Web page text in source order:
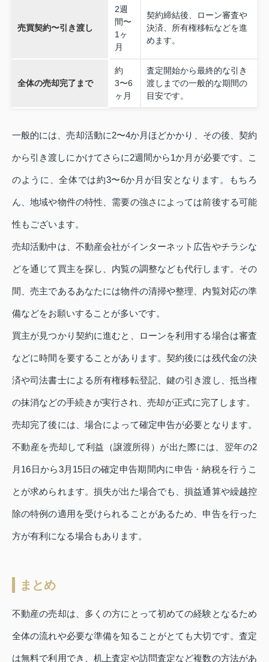
売買契約〜引き渡し
2週
間〜
1ヶ
月
契約締結後、ローン審査や
決済、所有権移転などを進
めます。
全体の売却完了まで
約
3〜6
ヶ月
査定開始から最終的な引き
渡しまでの一般的な期間の
目安です。
一般的には、売却活動に2〜4か月ほどかかり、その後、契約
から引き渡しにかけてさらに2週間から1か月が必要です。こ
のように、全体では約3〜6か月が目安となります。もちろ
ん、地域や物件の特性、需要の強さによっては前後する可能
性もございます。
売却活動中は、不動産会社がインターネット広告やチラシな
どを通じて買主を探し、内覧の調整なども代行します。その
間、売主であるあなたには物件の清掃や整理、内覧対応の準
備などをお願いすることが多いです。
買主が見つかり契約に進むと、ローンを利用する場合は審査
などに時間を要することがあります。契約後には残代金の決
済や司法書士による所有権移転登記、鍵の引き渡し、抵当権
の抹消などの手続きが実行され、売却が正式に完了します。
売却完了後には、場合によって確定申告が必要となります。
不動産を売却して利益（譲渡所得）が出た際には、翌年の2
月16日から3月15日の確定申告期間内に申告・納税を行うこ
とが求められます。損失が出た場合でも、損益通算や繰越控
除の特例の適用を受けられることがあるため、申告を行った
方が有利になる場合もあります。
まとめ
不動産の売却は、多くの方にとって初めての経験となるため
全体の流れや必要な準備を知ることがとても大切です。査定
は無料で利用でき、机上査定や訪問査定など複数の方法があ